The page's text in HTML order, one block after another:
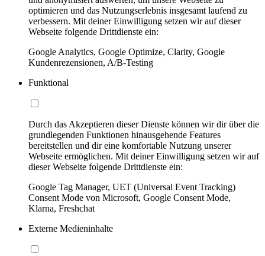
optimieren und das Nutzungserlebnis insgesamt laufend zu
verbessern. Mit deiner Einwilligung setzen wir auf dieser
Webseite folgende Drittdienste ein:
Google Analytics, Google Optimize, Clarity, Google
Kundenrezensionen, A/B-Testing
Funktional
Durch das Akzeptieren dieser Dienste können wir dir über die
grundlegenden Funktionen hinausgehende Features
bereitstellen und dir eine komfortable Nutzung unserer
Webseite ermöglichen. Mit deiner Einwilligung setzen wir auf
dieser Webseite folgende Drittdienste ein:
Google Tag Manager, UET (Universal Event Tracking)
Consent Mode von Microsoft, Google Consent Mode,
Klarna, Freshchat
Externe Medieninhalte